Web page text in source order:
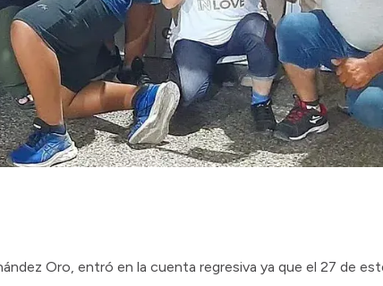
Oro, entró en la cuenta regresiva ya que el 27 de